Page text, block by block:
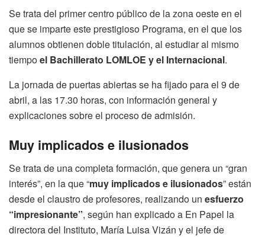
Se trata del primer centro público de la zona oeste en el
que se imparte este prestigioso Programa, en el que los
alumnos obtienen doble titulación, al estudiar al mismo
tiempoel Bachillerato LOMLOE y el Internacional.
La jornada de puertas abiertas se ha fijado para el 9 de
abril, a las 17.30 horas, con información general y
explicaciones sobre el proceso de admisión.
Muy implicados e ilusionados
Se trata de una completa formación, que genera un “gran
interés”, en la que “muy implicados e ilusionados” están
desde el claustro de profesores, realizando un esfuerzo
“impresionante”, según han explicado a En Papel la
directora del Instituto, María Luisa Vizán y el jefe de